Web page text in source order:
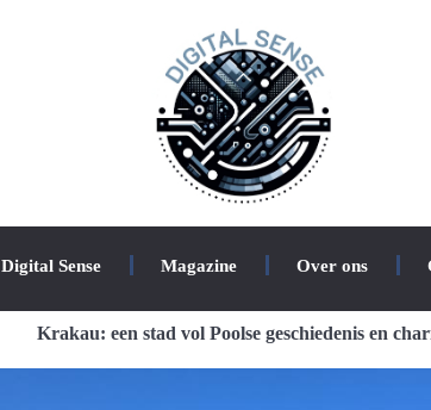
Digital Sense Magazine Over ons
Krakau: een stad vol Poolse geschiedenis en